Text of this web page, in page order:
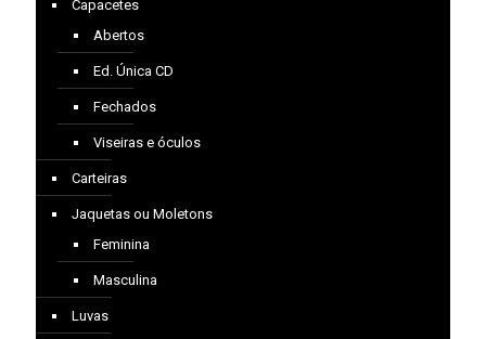
Capacetes
Abertos
Ed. Única CD
Fechados
Viseiras e óculos
Carteiras
Jaquetas ou Moletons
Feminina
Masculina
Luvas